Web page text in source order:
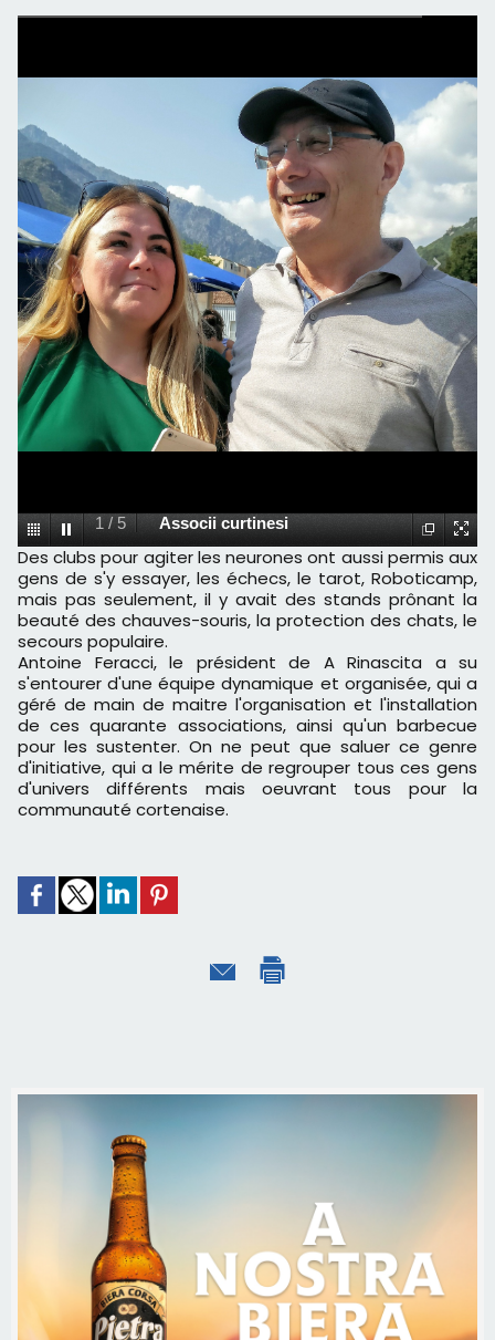
1 / 5 Associi curtinesi
Des clubs pour agiter les neurones ont aussi permis aux
gens de s'y essayer, les échecs, le tarot, Roboticamp,
mais pas seulement, il y avait des stands prônant la
beauté des chauves-souris, la protection des chats, le
secours populaire.
Antoine Feracci, le président de A Rinascita a su
s'entourer d'une équipe dynamique et organisée, qui a
géré de main de maitre l'organisation et l'installation
de ces quarante associations, ainsi qu'un barbecue
pour les sustenter. On ne peut que saluer ce genre
d'initiative, qui a le mérite de regrouper tous ces gens
d'univers différents mais oeuvrant tous pour la
communauté cortenaise.